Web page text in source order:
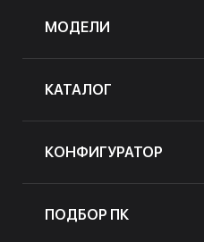
МОДЕЛИ
КАТАЛОГ
КОНФИГУРАТОР
ПОДБОР ПК